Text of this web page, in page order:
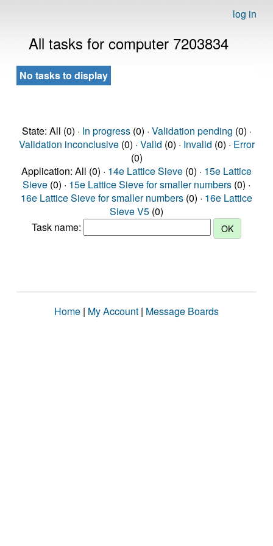
log in
All tasks for computer 7203834
No tasks to display
State: All (0) · In progress(0) · Validation pending (0) ·
Validation inconclusive(0) · Valid (0) · Invalid (0) · Error
(0)
Application: All (0) · 14e Lattice Sieve (0) · 15e Lattice
Sieve (0) · 15e Lattice Sieve for smaller numbers (0) ·
16e Lattice Sieve for smaller numbers (0) · 16e Lattice
Sieve V5 (0)
Task name:
Home | My Account | Message Boards